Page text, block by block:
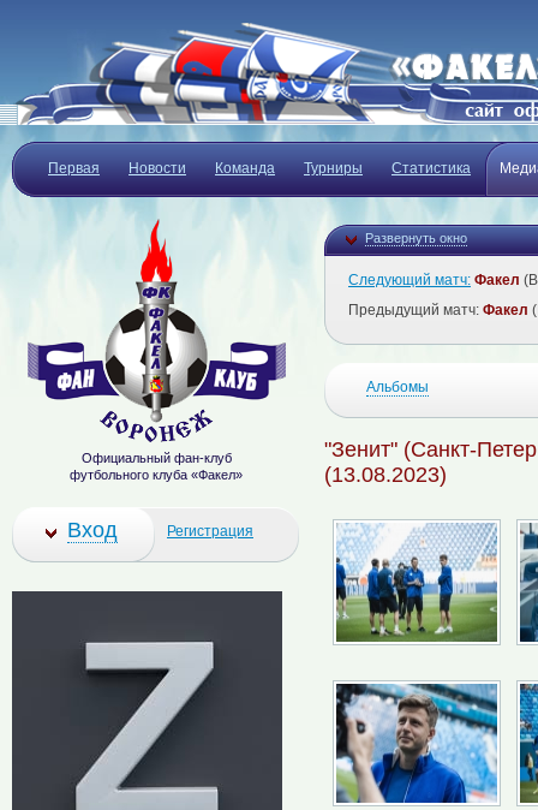
Первая Новости Команда Турниры Статистика
Развернуть окно
Следующий матч: Факел
Предыдущий матч: Факел
Альбомы
"Зенит" (Санкт-
(13.08.2023)
Официальный фан-клуб
футбольного клуба «Факел»
Вход Регистрация